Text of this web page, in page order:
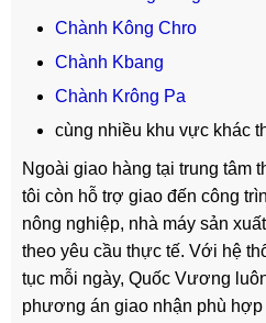
Chành Kông Chro
Chành Kbang
Chành Krông Pa
cùng nhiều khu vực khác
Ngoài giao hàng tại trung tâm
tôi còn hỗ trợ giao đến công
nông nghiệp, nhà máy sản
theo yêu cầu thực tế. Với hệ
tục mỗi ngày, Quốc Vương
phương án giao nhận phù hợp